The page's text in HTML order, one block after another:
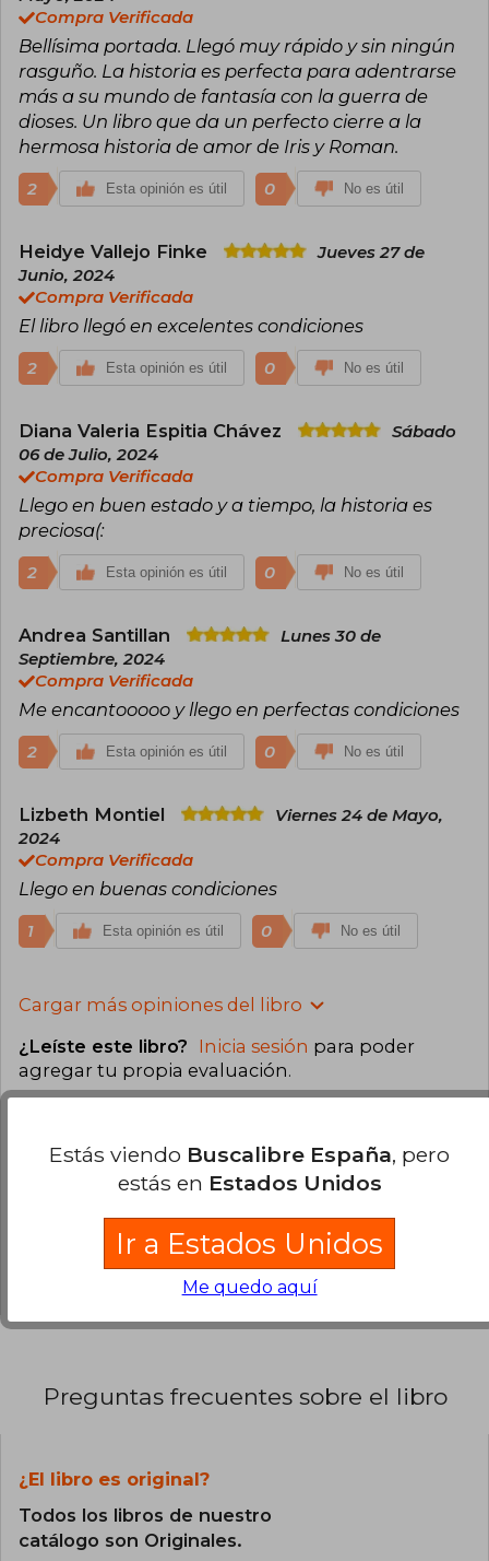
Compra Verificada
Bellísima portada. Llegó muy rápido y sin ningún
rasguño. La historia es perfecta para adentrarse
más a su mundo de fantasía con la guerra de
dioses. Un libro que da un perfecto cierre a la
hermosa historia de amor de Iris y Roman.
2 Esta opinión es útil 0 No es útil
Heidye Vallejo Finke
Jueves 27 de
Junio, 2024
Compra Verificada
El libro llegó en excelentes condiciones
2 Esta opinión es útil 0 No es útil
Diana Valeria Espitia Chávez
Sábado
06 de Julio, 2024
Compra Verificada
Llego en buen estado y a tiempo, la historia es
preciosa(:
2 Esta opinión es útil 0 No es útil
Andrea Santillan
Lunes 30 de
Septiembre, 2024
Compra Verificada
Me encantooooo y llego en perfectas condiciones
2 Esta opinión es útil 0 No es útil
Lizbeth Montiel
Viernes 24 de Mayo,
2024
Compra Verificada
Llego en buenas condiciones
1 Esta opinión es útil 0 No es útil
Cargar más opiniones del libro
¿Leíste este libro? Inicia sesión para poder
agregar tu propia evaluación.
0% (0)
0% (0)
0% (0)
Preguntas frecuentes sobre el libro
¿El libro es original?
Todos los libros de nuestro
catálogo son Originales.
Estás viendo Buscalibre España, pero
estás en Estados Unidos
Ir a Estados Unidos
Me quedo aquí